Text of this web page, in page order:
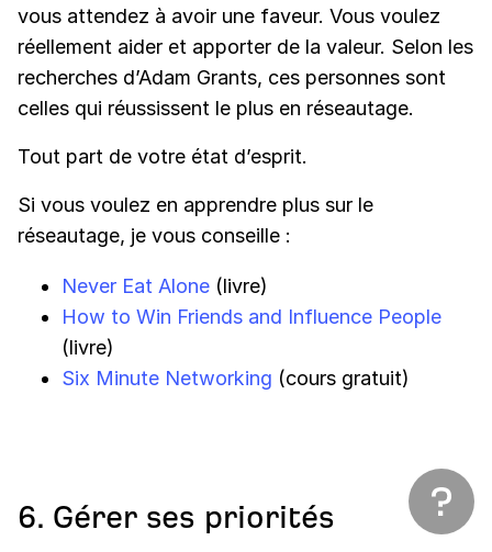
vous attendez à avoir une faveur. Vous voulez
réellement aider et apporter de la valeur. Selon les
recherches d’Adam Grants, ces personnes sont
celles qui réussissent le plus en réseautage.
Tout part de votre état d’esprit.
Si vous voulez en apprendre plus sur le
réseautage, je vous conseille :
Never Eat Alone (livre)
How to Win Friends and Influence People
(livre)
Six Minute Networking (cours gratuit)
6. Gérer ses priorités